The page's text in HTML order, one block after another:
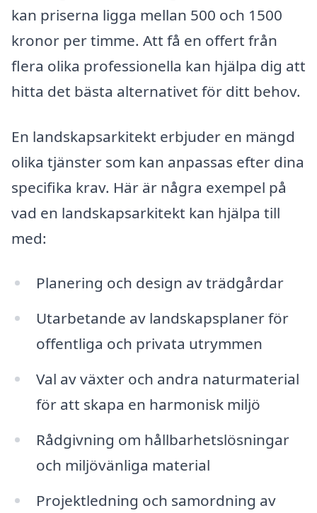
kan priserna ligga mellan 500 och 1500
kronor per timme. Att få en offert från
flera olika professionella kan hjälpa dig att
hitta det bästa alternativet för ditt behov.
En landskapsarkitekt erbjuder en mängd
olika tjänster som kan anpassas efter dina
specifika krav. Här är några exempel på
vad en landskapsarkitekt kan hjälpa till
med:
Planering och design av trädgårdar
Utarbetande av landskapsplaner för
offentliga och privata utrymmen
Val av växter och andra naturmaterial
för att skapa en harmonisk miljö
Rådgivning om hållbarhetslösningar
och miljövänliga material
Projektledning och samordning av